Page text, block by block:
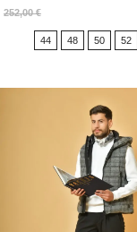
252,00 €
Prix
44 48 50 52